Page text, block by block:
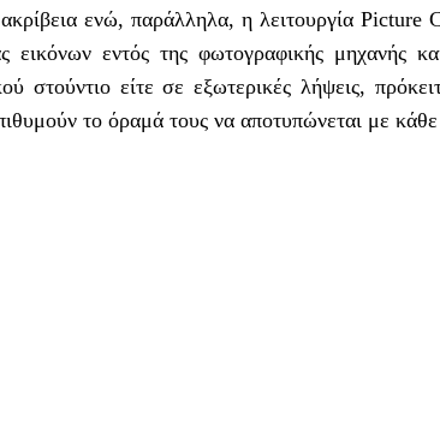
ενώ, παράλληλα, η λειτουργία Picture
εικόνων εντός της φωτογραφικής μηχανής
στούντιο είτε σε εξωτερικές λήψεις,
το όραμά τους να αποτυπώνεται με